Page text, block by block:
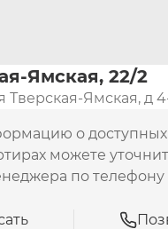
Ямская, 22/2
Тверская-Ямская, д
о доступных
можете
по телефону